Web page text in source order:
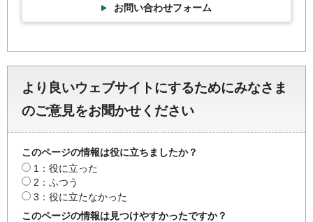
お問い合わせフォーム
より良いウェブサイトにするためにみなさま
のご意見をお聞かせください
このページの情報は役に立ちましたか？
1：役に立った
2：ふつう
3：役に立たなかった
このページの情報は見つけやすかったですか？